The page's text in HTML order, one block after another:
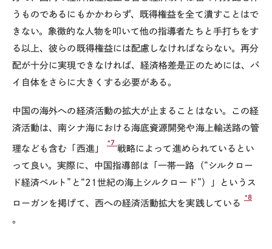
うものであるにもかかわらず、既得権益を全て潰すことはで
きない。象徴的な人物を叩いて他の指導者たちと手打ちをす
る以上、彼らの既得権益には配慮しなければならない。再分
配が十分に実現できなければ、経済格差是正のためには、パ
イ自体をさらに大きくする必要がある。
中国の海外への経済活動の拡大が止まることはない。この経
済活動は、南シナ海における海底資源開発や海上輸送路の管
理なども含む「西進」
*7
戦略によって進められているとい
って良い。実際に、中国指導部は「一帯一路（“シルクロー
ド経済ベルト”と“21世紀の海上シルクロード”）」というス
ローガンを掲げて、西への経済活動拡大を実践している
*8
。